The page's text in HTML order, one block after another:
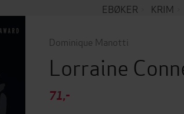
EBØKER KRIM
Dominique Manotti
Lorraine
71,-